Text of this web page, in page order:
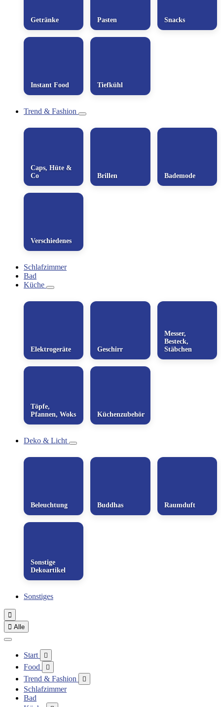
Getränke Pasten Snacks
Instant Food Tiefkühl
Trend & Fashion
Caps, Hüte &
Co
Brillen Bademode
Verschiedenes
Schlafzimmer
Bad
Küche
Elektrogeräte Geschirr
Messer,
Besteck,
Stäbchen
Töpfe,
Pfannen, Woks
Küchenzubehör
Deko & Licht
Beleuchtung Buddhas Raumduft
Sonstige
Dekoartikel
Sonstiges

 Alle
Start 
Food 
Trend & Fashion 
Schlafzimmer
Bad